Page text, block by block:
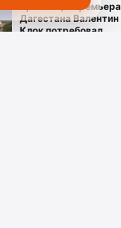
Врио вице-премьера
Дагестана Валентин
Клок потребовал